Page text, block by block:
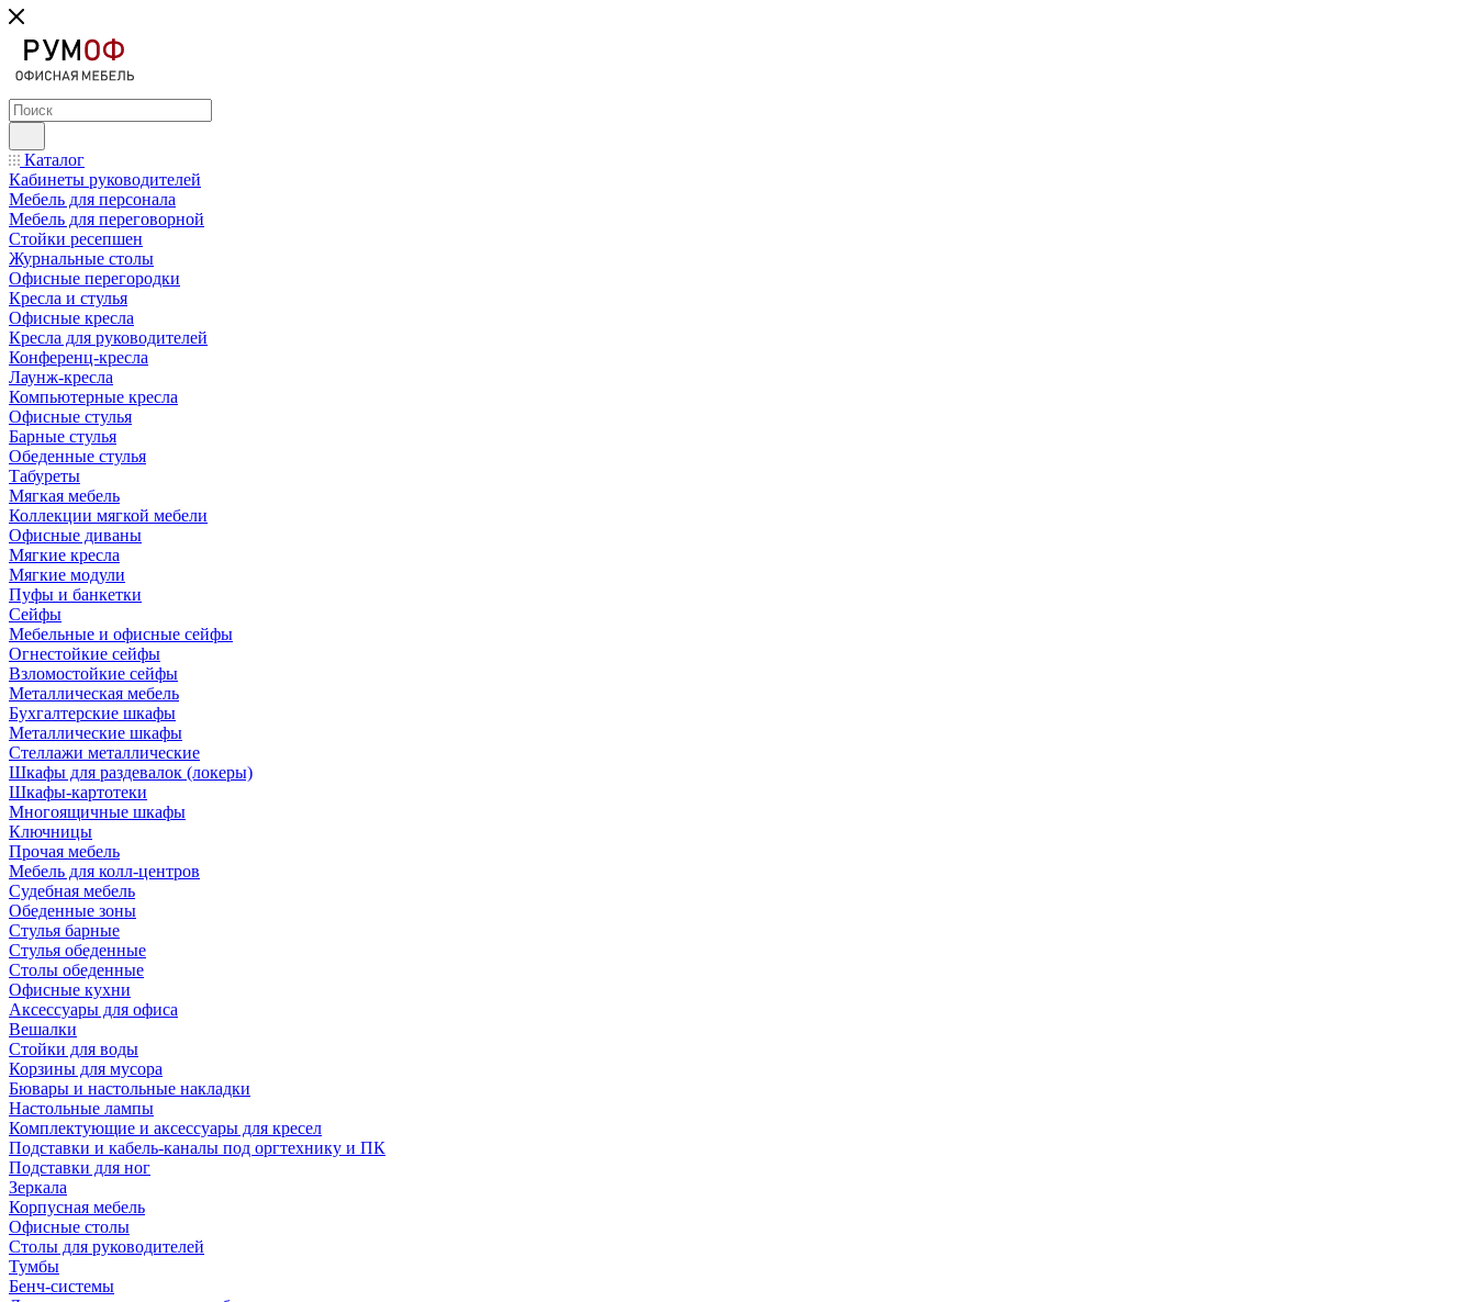
Каталог
Кабинеты руководителей
Мебель для персонала
Мебель для переговорной
Стойки ресепшен
Журнальные столы
Офисные перегородки
Кресла и стулья
Офисные кресла
Кресла для руководителей
Конференц-кресла
Лаунж-кресла
Компьютерные кресла
Офисные стулья
Барные стулья
Обеденные стулья
Табуреты
Мягкая мебель
Коллекции мягкой мебели
Офисные диваны
Мягкие кресла
Мягкие модули
Пуфы и банкетки
Сейфы
Мебельные и офисные сейфы
Огнестойкие сейфы
Взломостойкие сейфы
Металлическая мебель
Бухгалтерские шкафы
Металлические шкафы
Стеллажи металлические
Шкафы для раздевалок (локеры)
Шкафы-картотеки
Многоящичные шкафы
Ключницы
Прочая мебель
Мебель для колл-центров
Судебная мебель
Обеденные зоны
Стулья барные
Стулья обеденные
Столы обеденные
Офисные кухни
Аксессуары для офиса
Вешалки
Стойки для воды
Корзины для мусора
Бювары и настольные накладки
Настольные лампы
Комплектующие и аксессуары для кресел
Подставки и кабель-каналы под оргтехнику и ПК
Подставки для ног
Зеркала
Корпусная мебель
Офисные столы
Столы для руководителей
Тумбы
Бенч-системы